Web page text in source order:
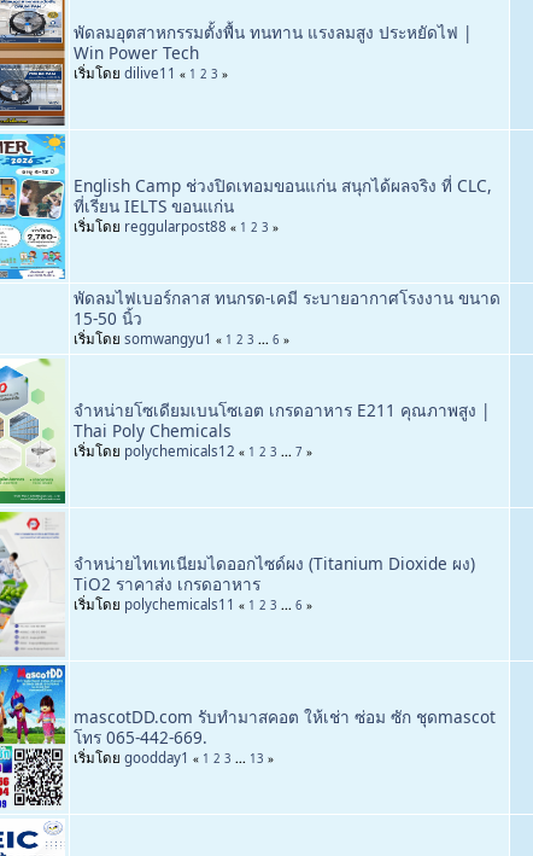
พัดลมอุตสาหกรรมตั้งพื้น ทนทาน แรงลมสูง ประหยัดไฟ |
Win Power Tech
เริ่มโดยdilive11 « 1 2 3 »
English Camp ช่วงปิดเทอมขอนแก่น สนุกได้ผลจริง ที่ CLC,
ที่เรียน IELTS ขอนแก่น
เริ่มโดย reggularpost88 « 1 2 3 »
พัดลมไฟเบอร์กลาส ทนกรด-เคมี ระบายอากาศโรงงาน ขนาด
15-50 นิ้ว
เริ่มโดยsomwangyu1 « 1 2 3 ...6 »
จำหน่ายโซเดียมเบนโซเอต เกรดอาหาร E211 คุณภาพสูง |
Thai Poly Chemicals
เริ่มโดย polychemicals12 « 1 2 3 ...7 »
จำหน่ายไทเทเนียมไดออกไซด์ผง (Titanium Dioxide ผง)
TiO2 ราคาส่ง เกรดอาหาร
เริ่มโดย polychemicals11 « 1 2 3 ...6 »
mascotDD.com รับทำมาสคอต ให้เช่า ซ่อม ซัก ชุดmascot
โทร 065-442-669.
เริ่มโดยgoodday1 « 1 2 3 ... 13 »